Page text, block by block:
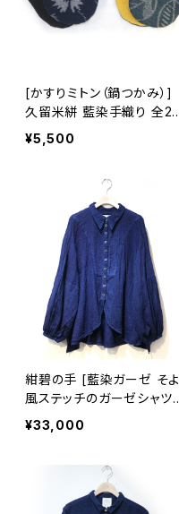
[かすりミトン（鍋つかみ）]
久留米絣 藍染手織り 全2
柄 池田絣工房
¥5,500
紺碧の手 [藍染ガーゼ そよ
風ステッチのガーゼシャツ
長袖] 天然藍染×国産ガー
ゼ ※職人手染め
¥33,000